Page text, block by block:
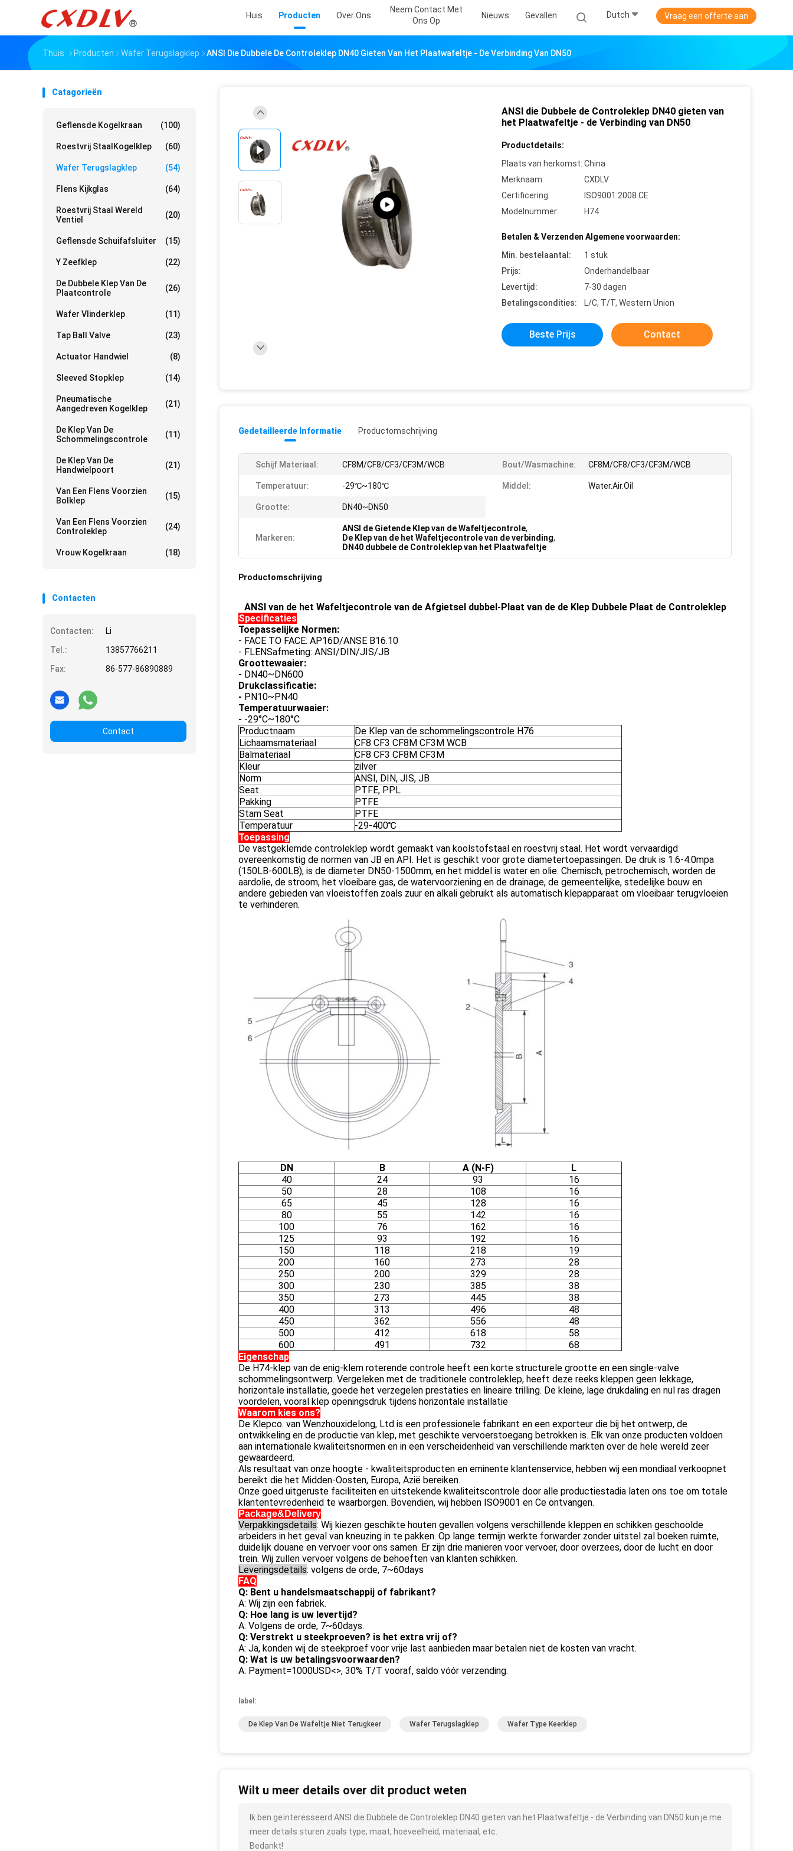
Huis Producten Over Ons
Neem Contact Met
Ons Op
Nieuws Gevallen Dutch Vraag een offerte aan
Thuis Producten Wafer Terugslagklep ANSI Die Dubbele De Controleklep DN40 Gieten Van Het Plaatwafeltje - De Verbinding Van DN50
Catagorieën
Geflensde Kogelkraan (100)
Roestvrij StaalKogelklep (60)
Wafer Terugslagklep (54)
Flens Kijkglas (64)
Roestvrij Staal Wereld
Ventiel
(20)
Geflensde Schuifafsluiter (15)
Y Zeefklep (22)
De Dubbele Klep Van De
Plaatcontrole
(26)
Wafer Vlinderklep (11)
Tap Ball Valve (23)
Actuator Handwiel (8)
Sleeved Stopklep (14)
Pneumatische
Aangedreven Kogelklep
(21)
De Klep Van De
Schommelingscontrole
(11)
De Klep Van De
Handwielpoort
(21)
Van Een Flens Voorzien
Bolklep
(15)
Van Een Flens Voorzien
Controleklep
(24)
Vrouw Kogelkraan (18)
Contacten
Contacten:
Li
Tel.:
13857766211
Fax:
86-577-86890889
Contact
ANSI die Dubbele de Controleklep DN40 gieten van
het Plaatwafeltje - de Verbinding van DN50
Productdetails:
Plaats van herkomst: China
Merknaam:
CXDLV
Certificering:
ISO9001:2008 CE
Modelnummer:
H74
Betalen & Verzenden Algemene voorwaarden:
Min. bestelaantal:
1 stuk
Prijs:
Onderhandelbaar
Levertijd:
7-30 dagen
Betalingscondities:
L/C, T/T, Western Union
Beste Prijs Contact
Gedetailleerde Informatie Productomschrijving
Schijf Materiaal: CF8M/CF8/CF3/CF3M/WCB Bout/Wasmachine: CF8M/CF8/CF3/CF3M/WCB
Temperatuur: -29℃~180℃ Middel: Water.Air.Oil
Grootte: DN40~DN50
Markeren:
ANSI de Gietende Klep van de Wafeltjecontrole,
De Klep van de het Wafeltjecontrole van de verbinding,
DN40 dubbele de Controleklep van het Plaatwafeltje
Productomschrijving
ANSI van de het Wafeltjecontrole van de Afgietsel dubbel-Plaat van de de Klep Dubbele Plaat de Controleklep
Specificaties
Toepasselijke Normen:
- FACE TO FACE: AP16D/ANSE B16.10
- FLENSafmeting: ANSI/DIN/JIS/JB
Groottewaaier:
- DN40~DN600
Drukclassificatie:
- PN10~PN40
Temperatuurwaaier:
- -29°C~180°C
Productnaam
De Klep van de schommelingscontrole H76
Lichaamsmateriaal
CF8 CF3 CF8M CF3M WCB
Balmateriaal
CF8 CF3 CF8M CF3M
Kleur
zilver
Norm
ANSI, DIN, JIS, JB
Seat
PTFE, PPL
Pakking
PTFE
Stam Seat
PTFE
Temperatuur
-29-400℃
Toepassing
De vastgeklemde controleklep wordt gemaakt van koolstofstaal en roestvrij staal. Het wordt vervaardigd
overeenkomstig de normen van JB en API. Het is geschikt voor grote diametertoepassingen. De druk is 1.6-4.0mpa
(150LB-600LB), is de diameter DN50-1500mm, en het middel is water en olie. Chemisch, petrochemisch, worden de
aardolie, de stroom, het vloeibare gas, de watervoorziening en de drainage, de gemeentelijke, stedelijke bouw en
andere gebieden van vloeistoffen zoals zuur en alkali gebruikt als automatisch klepapparaat om vloeibaar terugvloeien
te verhinderen.
DN B A (N-F)
L
40
24 93
16
50
28 108
16
65
45 128
16
80
55 142
16
100
76 162
16
125
93 192
16
150
118 218
19
200
160 273
28
250
200 329
28
300
230 385
38
350
273 445
38
400
313 496
48
450
362 556
48
500
412 618
58
600
491 732
68
Eigenschap
De H74-klep van de enig-klem roterende controle heeft een korte structurele grootte en een single-valve
schommelingsontwerp. Vergeleken met de traditionele controleklep, heeft deze reeks kleppen geen lekkage,
horizontale installatie, goede het verzegelen prestaties en lineaire trilling. De kleine, lage drukdaling en nul ras dragen
voordelen, vooral klep openingsdruk tijdens horizontale installatie
Waarom kies ons?
De Klepco. van Wenzhouxidelong, Ltd is een professionele fabrikant en een exporteur die bij het ontwerp, de
ontwikkeling en de productie van klep, met geschikte vervoerstoegang betrokken is. Elk van onze producten voldoen
aan internationale kwaliteitsnormen en in een verscheidenheid van verschillende markten over de hele wereld zeer
gewaardeerd.
Als resultaat van onze hoogte - kwaliteitsproducten en eminente klantenservice, hebben wij een mondiaal verkoopnet
bereikt die het Midden-Oosten, Europa, Azië bereiken.
Onze goed uitgeruste faciliteiten en uitstekende kwaliteitscontrole door alle productiestadia laten ons toe om totale
klantentevredenheid te waarborgen. Bovendien, wij hebben ISO9001 en Ce ontvangen.
Package&Delivery
Verpakkingsdetails: Wij kiezen geschikte houten gevallen volgens verschillende kleppen en schikken geschoolde
arbeiders in het geval van kneuzing in te pakken. Op lange termijn werkte forwarder zonder uitstel zal boeken ruimte,
duidelijk douane en vervoer voor ons samen. Er zijn drie manieren voor vervoer, door overzees, door de lucht en door
trein. Wij zullen vervoer volgens de behoeften van klanten schikken.
Leveringsdetails: volgens de orde, 7~60days
FAQ
Q: Bent u handelsmaatschappij of fabrikant?
A: Wij zijn een fabriek.
Q: Hoe lang is uw levertijd?
A: Volgens de orde, 7~60days.
Q: Verstrekt u steekproeven? is het extra vrij of?
A: Ja, konden wij de steekproef voor vrije last aanbieden maar betalen niet de kosten van vracht.
Q: Wat is uw betalingsvoorwaarden?
A: Payment=1000USD<>, 30% T/T vooraf, saldo vóór verzending.
label:
De Klep Van De Wafeltje Niet Terugkeer Wafer Terugslagklep Wafer Type Keerklep
Wilt u meer details over dit product weten
Ik ben geïnteresseerd ANSI die Dubbele de Controleklep DN40 gieten van het Plaatwafeltje - de Verbinding van DN50 kun je me
meer details sturen zoals type, maat, hoeveelheid, materiaal, etc.
Bedankt!